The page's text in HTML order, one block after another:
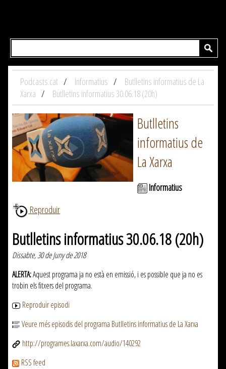
Podcasts.cat Informatius
Butlletins informatius de La
Xarxa
Butlletins informatius 30.06.18 (20h)
Butlletins
informatius de
La Xarxa
Informatius
Reproduir
Butlletins informatius 30.06.18 (20h)
Dissabte, 30 de Juny de 2018
ALERTA:Aquest programa ja no està en emissió, i es possible que ja no es
trobin els fitxers del programa.
Reproduir episodi
Veure més episodis del programa Butlletins informatius de La Xarxa
http://programes.laxarxa.com/audio/140292
RSS feed